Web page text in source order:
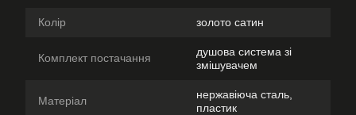
Колір золото сатин
Комплект постачання
душова система зі
змішувачем
Матеріал
нержавіюча сталь,
пластик